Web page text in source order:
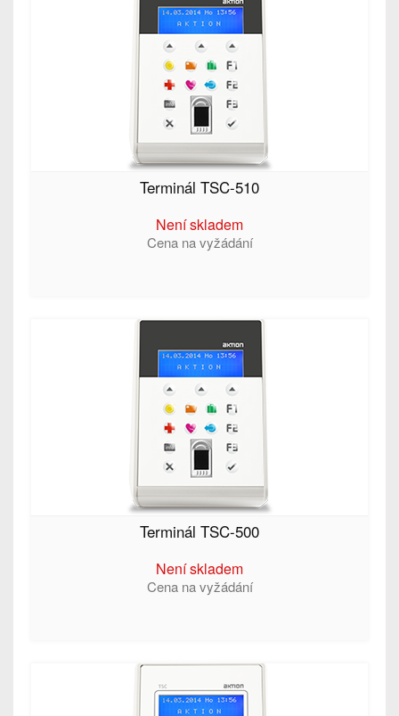
Terminál TSC-510
Není skladem
Cena na vyžádání
Terminál TSC-500
Není skladem
Cena na vyžádání